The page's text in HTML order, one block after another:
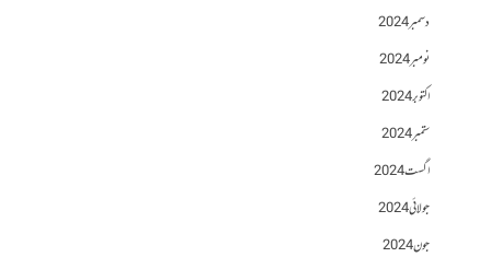
دسمبر 2024
نومبر 2024
اکتوبر 2024
ستمبر 2024
اگست 2024
جولائی 2024
جون 2024